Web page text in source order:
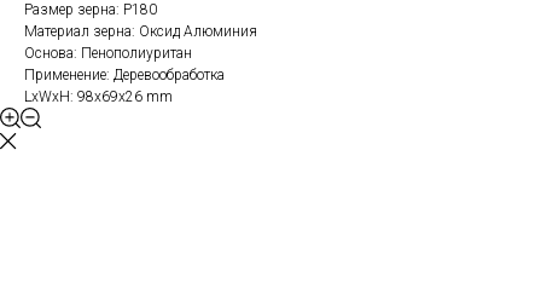
Размер зерна: P180
Материал зерна: Оксид Алюминия
Основа: Пенополиуритан
Применение: Деревообработка
LxWxH: 98x69x26 mm